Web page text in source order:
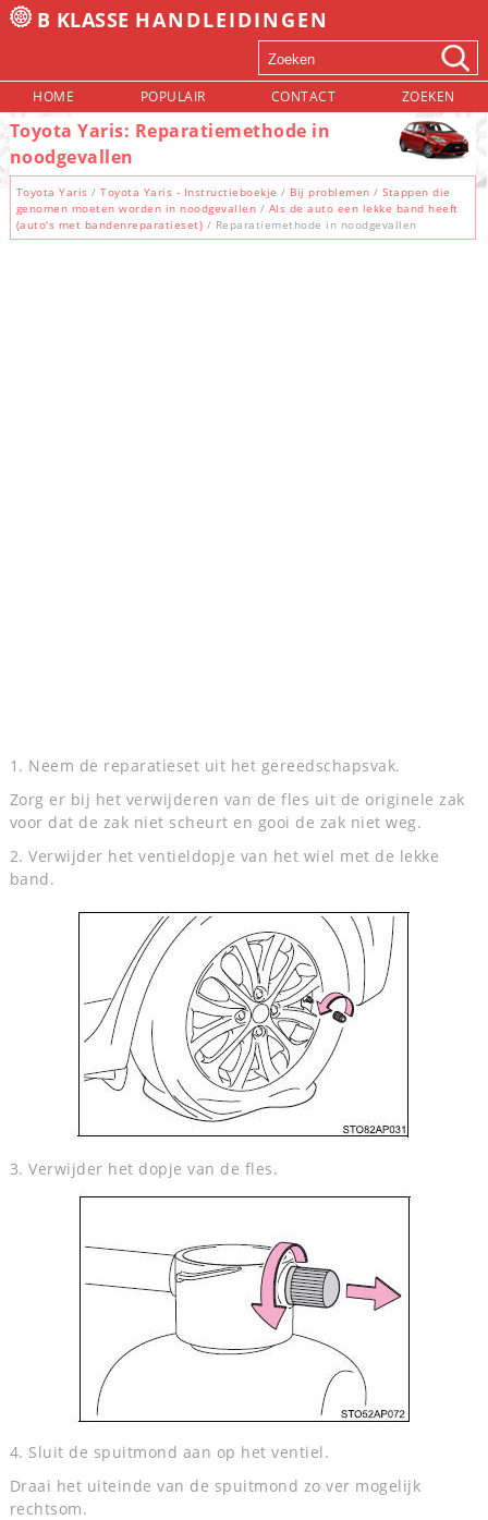
B KLASSE HANDLEIDINGEN
HOME POPULAIR CONTACT ZOEKEN
Toyota Yaris: Reparatiemethode in
noodgevallen
Toyota Yaris /Toyota Yaris - Instructieboekje / Bij problemen /Stappen die
genomen moeten worden in noodgevallen / Als de auto een lekke band heeft
(auto's met bandenreparatieset) / Reparatiemethode in noodgevallen
1. Neem de reparatieset uit het gereedschapsvak.
Zorg er bij het verwijderen van de fles uit de originele zak
voor dat de zak niet scheurt en gooi de zak niet weg.
2. Verwijder het ventieldopje van het wiel met de lekke
band.
3. Verwijder het dopje van de fles.
4. Sluit de spuitmond aan op het ventiel.
Draai het uiteinde van de spuitmond zo ver mogelijk
rechtsom.